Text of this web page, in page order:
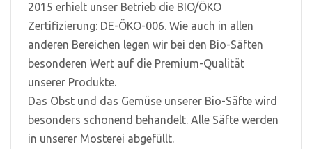
2015 erhielt unser Betrieb die BIO/ÖKO
Zertifizierung: DE-ÖKO-006. Wie auch in allen
anderen Bereichen legen wir bei den Bio-Säften
besonderen Wert auf die Premium-Qualität
unserer Produkte.
Das Obst und das Gemüse unserer Bio-Säfte wird
besonders schonend behandelt. Alle Säfte werden
in unserer Mosterei abgefüllt.